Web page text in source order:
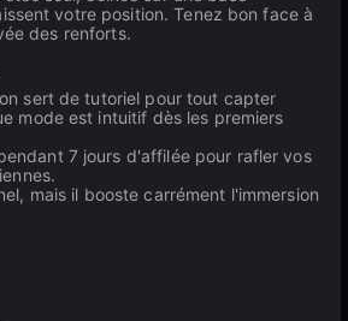
votre position. Tenez bon face à
des renforts.
sert de tutoriel pour tout capter
mode est intuitif dès les premiers
7 jours d'affilée pour rafler vos
mais il booste carrément l'immersion